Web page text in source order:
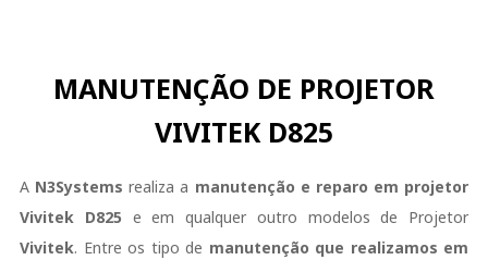
MANUTENÇÃO DE PROJETOR
VIVITEK D825
A N3Systems realiza a manutenção e reparo em projetor
Vivitek D825 e em qualquer outro modelos de Projetor
Vivitek. Entre os tipo de manutenção que realizamos em